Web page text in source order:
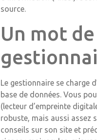
source.
Un mot
Le gestionnaire se charge
base de données. Vous
(lecteur d’empreinte
robuste, mais aussi assez
conseils sur son site et